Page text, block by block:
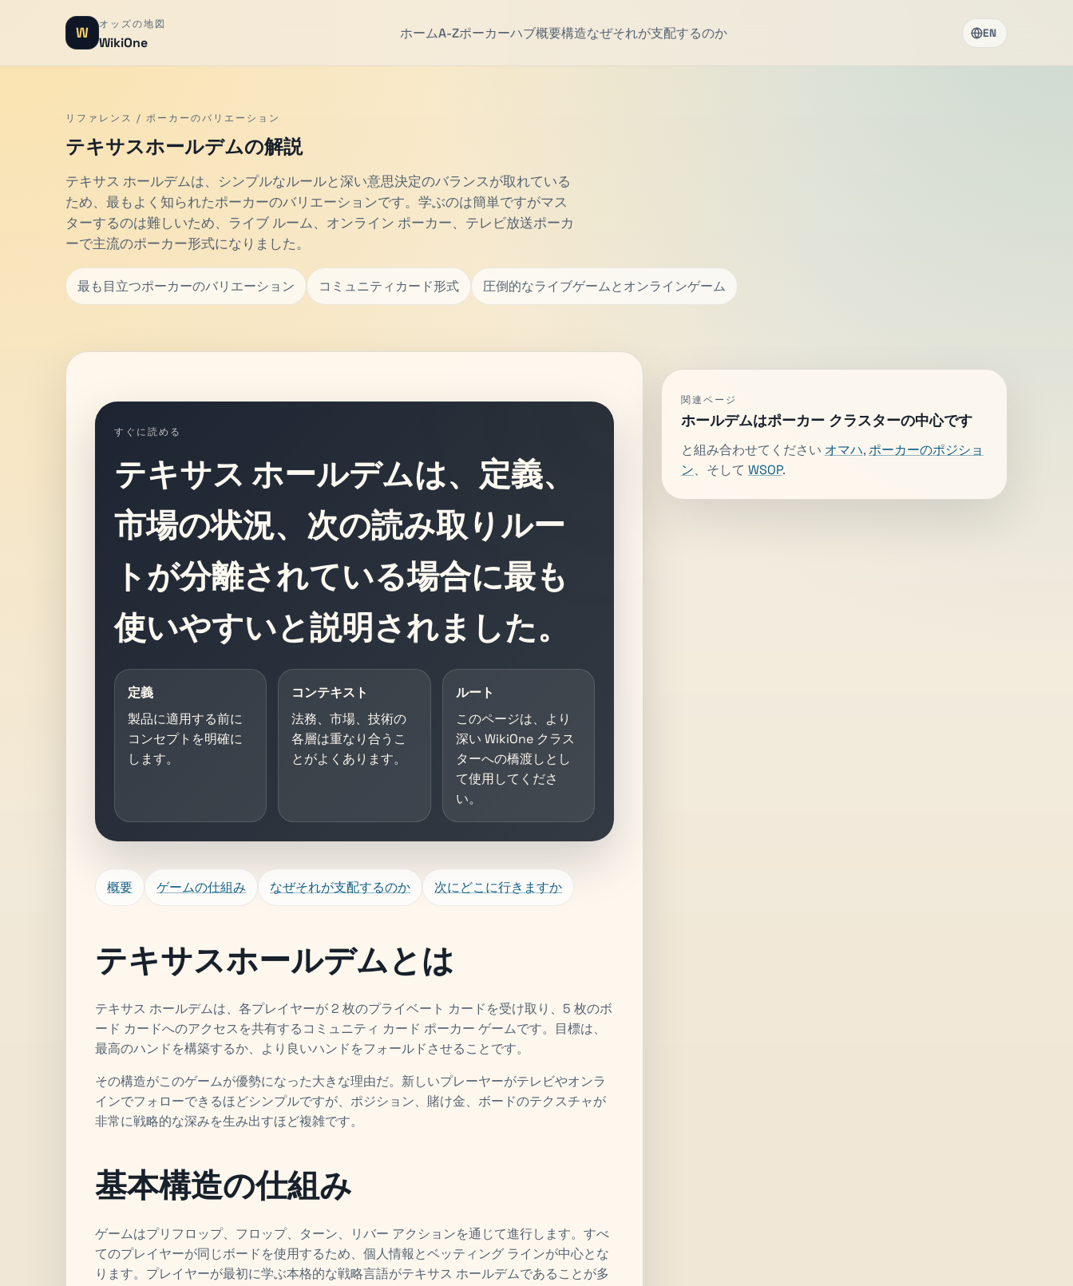
W オッズの地図
WikiOne
ホームA-Zポーカーハブ概要構造なぜそれが支配するのか EN
リファレンス / ポーカーのバリエーション
テキサスホールデムの解説
テキサス ホールデムは、シンプルなルールと深い意思決定のバランスが取れている
ため、最もよく知られたポーカーのバリエーションです。学ぶのは簡単ですがマス
ターするのは難しいため、ライブ ルーム、オンライン ポーカー、テレビ放送ポーカ
ーで主流のポーカー形式になりました。
最も目立つポーカーのバリエーション コミュニティカード形式 圧倒的なライブゲームとオンラインゲーム
すぐに読める
テキサス ホールデムは、定義、
市場の状況、次の読み取りルー
トが分離されている場合に最も
使いやすいと説明されました。
定義
製品に適用する前に
コンセプトを明確に
します。
コンテキスト
法務、市場、技術の
各層は重なり合うこ
とがよくあります。
ルート
このページは、より
深い WikiOne クラス
ターへの橋渡しとし
て使用してくださ
い。
概要 ゲームの仕組み なぜそれが支配するのか 次にどこに行きますか
テキサスホールデムとは
テキサス ホールデムは、各プレイヤーが 2 枚のプライベート カードを受け取り、5 枚のボ
ード カードへのアクセスを共有するコミュニティ カード ポーカー ゲームです。目標は、
最高のハンドを構築するか、より良いハンドをフォールドさせることです。
その構造がこのゲームが優勢になった大きな理由だ。新しいプレーヤーがテレビやオンラ
インでフォローできるほどシンプルですが、ポジション、賭け金、ボードのテクスチャが
非常に戦略的な深みを生み出すほど複雑です。
基本構造の仕組み
ゲームはプリフロップ、フロップ、ターン、リバー アクションを通じて進行します。すべ
てのプレイヤーが同じボードを使用するため、個人情報とベッティング ラインが中心とな
ります。プレイヤーが最初に学ぶ本格的な戦略言語がテキサス ホールデムであることが多
関連ページ
ホールデムはポーカー クラスターの中心です
と組み合わせてください オマハ,ポーカーのポジショ
ン、そして WSOP.